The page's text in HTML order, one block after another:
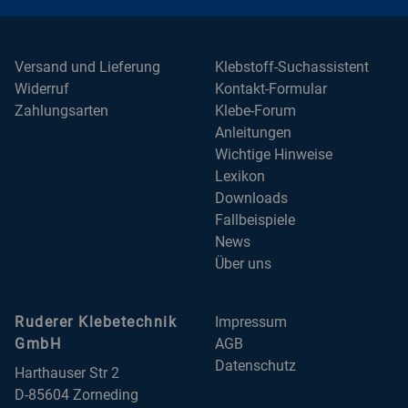
Klebstoff-Suchassistent
Kontakt-Formular
Klebe-Forum
Anleitungen
Wichtige Hinweise
Lexikon
Downloads
Fallbeispiele
News
Über uns
Versand und Lieferung
Widerruf
Zahlungsarten
Ruderer Klebetechnik
GmbH
Harthauser Str 2
D-85604 Zorneding
Impressum
AGB
Datenschutz